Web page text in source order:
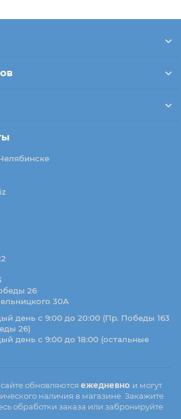
26
30А
день с 9:00 до 20:00 (Пр. Победы 163
26)
день с 9:00 до 18:00 (остальные
обновляются ежедневно и могут
наличия в магазине. Закажите
обработки заказа или забронируйте